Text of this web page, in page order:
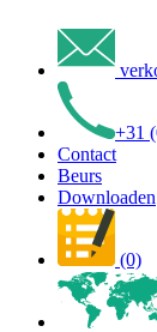
+31
Contact
Beurs
Downloaden
(0)